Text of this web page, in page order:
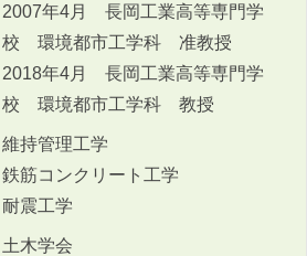
2007年4月 長岡工業高等専門学
校 環境都市工学科 准教授
2018年4月 長岡工業高等専門学
校 環境都市工学科 教授
維持管理工学
鉄筋コンクリート工学
耐震工学
土木学会